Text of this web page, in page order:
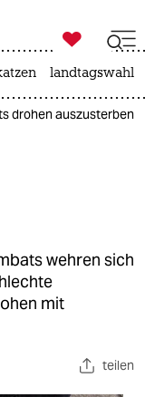

taz zahl ich
landtagswahl
drohen auszusterben
wehren sich
mit
teilen